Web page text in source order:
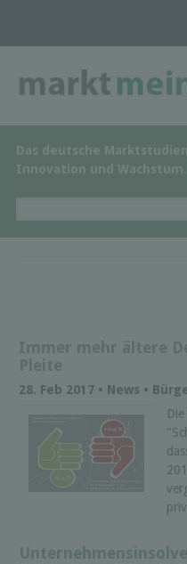
Das deutsche
Innovation und Wachstum.
Immer mehr ältere
Pleite
28. Feb 2017 • News •